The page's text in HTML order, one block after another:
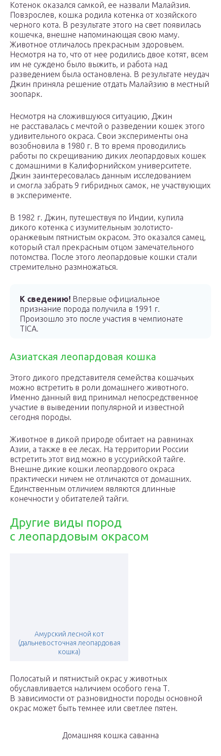
Котенок оказался самкой, ее назвали Малайзия.
Повзрослев, кошка родила котенка от хозяйского
черного кота. В результате этого на свет появилась
кошечка, внешне напоминающая свою маму.
Животное отличалось прекрасным здоровьем.
Несмотря на то, что от нее родились двое котят, всем
им не суждено было выжить, и работа над
разведением была остановлена. В результате неудач
Джин приняла решение отдать Малайзию в местный
зоопарк.
Несмотря на сложившуюся ситуацию, Джин
не расставалась с мечтой о разведении кошек этого
удивительного окраса. Свои эксперименты она
возобновила в 1980 г. В то время проводились
работы по скрещиванию диких леопардовых кошек
с домашними в Калифорнийском университете.
Джин заинтересовалась данным исследованием
и смогла забрать 9 гибридных самок, не участвующих
в эксперименте.
В 1982 г. Джин, путешествуя по Индии, купила
дикого котенка с изумительным золотисто-
оранжевым пятнистым окрасом. Это оказался самец,
который стал прекрасным отцом замечательного
потомства. После этого леопардовые кошки стали
стремительно размножаться.
К сведению! Впервые официальное
признание порода получила в 1991 г.
Произошло это после участия в чемпионате
TICA.
Азиатская леопардовая кошка
Этого дикого представителя семейства кошачьих
можно встретить в роли домашнего животного.
Именно данный вид принимал непосредственное
участие в выведении популярной и известной
сегодня породы.
Животное в дикой природе обитает на равнинах
Азии, а также в ее лесах. На территории России
встретить этот вид можно в уссурийской тайге.
Внешне дикие кошки леопардового окраса
практически ничем не отличаются от домашних.
Единственным отличием являются длинные
конечности у обитателей тайги.
Другие виды пород
с леопардовым окрасом
Амурский лесной кот
(дальневосточная леопардовая
кошка)
Полосатый и пятнистый окрас у животных
обуславливается наличием особого гена Т.
В зависимости от разновидности породы основной
окрас может быть темнее или светлее пятен.
Домашняя кошка саванна